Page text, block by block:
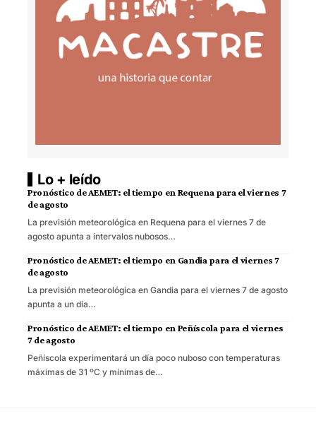
Lo + leído
Pronóstico de AEMET: el tiempo en Requena para el viernes 7
de agosto
La previsión meteorológica en Requena para el viernes 7 de
agosto apunta a intervalos nubosos…
Pronóstico de AEMET: el tiempo en Gandia para el viernes 7
de agosto
La previsión meteorológica en Gandia para el viernes 7 de agosto
apunta a un día…
Pronóstico de AEMET: el tiempo en Peñíscola para el viernes
7 de agosto
Peñíscola experimentará un día poco nuboso con temperaturas
máximas de 31 ºC y mínimas de…